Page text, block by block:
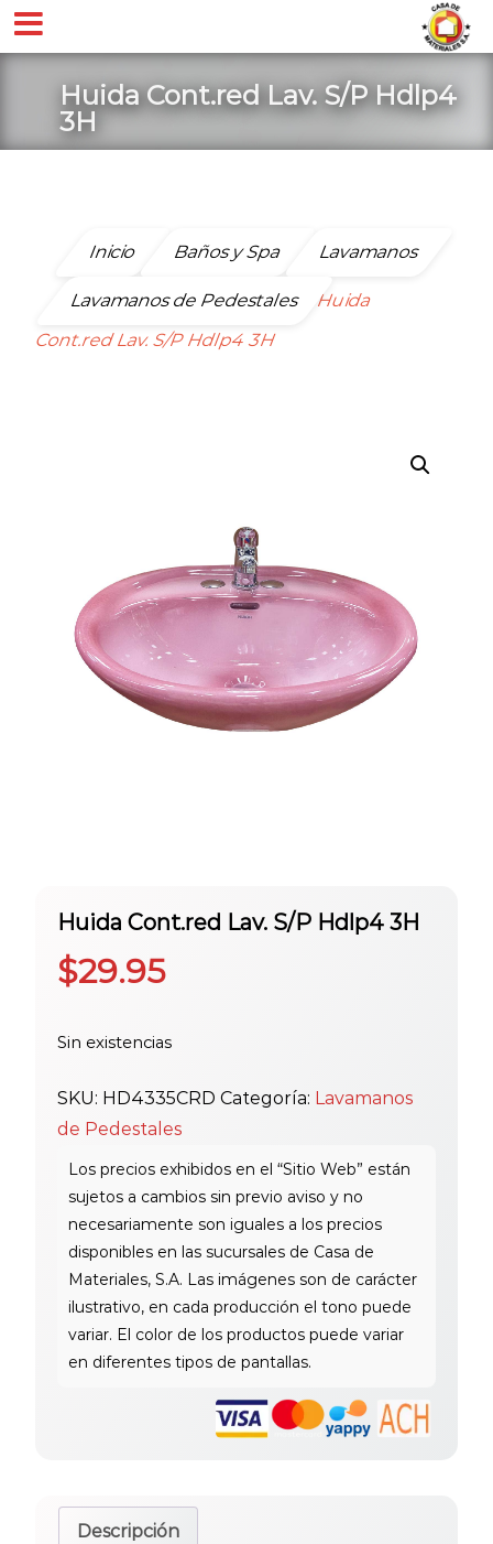
Huida Cont.red Lav. S/P Hdlp4
3H
Inicio Baños y Spa Lavamanos
Lavamanos de Pedestales
Huida
Cont.red Lav. S/P Hdlp4 3H
Huida Cont.red Lav. S/P Hdlp4 3H
$29.95
Sin existencias
SKU: HD4335CRD Categoría: Lavamanos
de Pedestales
Descripción